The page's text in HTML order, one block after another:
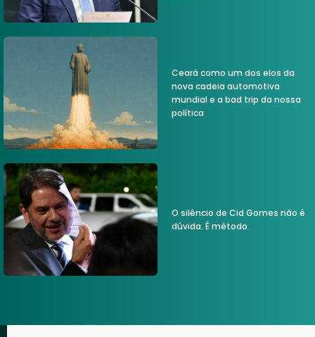
Ceará como um dos elos da
nova cadeia automotiva
mundial e a bad trip da nossa
política
O silêncio de Cid Gomes não é
dúvida. É método.